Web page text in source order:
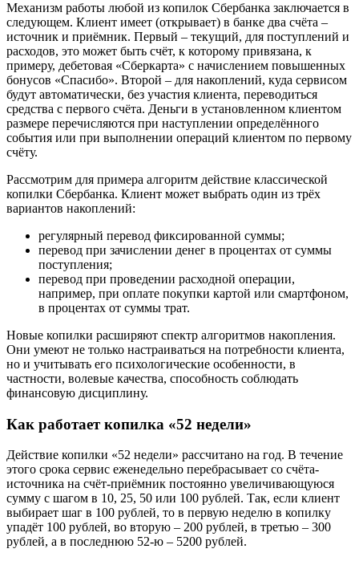
Механизм работы любой из копилок Сбербанка заключается в
следующем. Клиент имеет (открывает) в банке два счёта –
источник и приёмник. Первый – текущий, для поступлений и
расходов, это может быть счёт, к которому привязана, к
примеру, дебетовая «Сберкарта» с начислением повышенных
бонусов «Спасибо». Второй – для накоплений, куда сервисом
будут автоматически, без участия клиента, переводиться
средства с первого счёта. Деньги в установленном клиентом
размере перечисляются при наступлении определённого
события или при выполнении операций клиентом по первому
счёту.
Рассмотрим для примера алгоритм действие классической
копилки Сбербанка. Клиент может выбрать один из трёх
вариантов накоплений:
регулярный перевод фиксированной суммы;
перевод при зачислении денег в процентах от суммы
поступления;
перевод при проведении расходной операции,
например, при оплате покупки картой или смартфоном,
в процентах от суммы трат.
Новые копилки расширяют спектр алгоритмов накопления.
Они умеют не только настраиваться на потребности клиента,
но и учитывать его психологические особенности, в
частности, волевые качества, способность соблюдать
финансовую дисциплину.
Как работает копилка «52 недели»
Действие копилки «52 недели» рассчитано на год. В течение
этого срока сервис еженедельно перебрасывает со счёта-
источника на счёт-приёмник постоянно увеличивающуюся
сумму с шагом в 10, 25, 50 или 100 рублей. Так, если клиент
выбирает шаг в 100 рублей, то в первую неделю в копилку
упадёт 100 рублей, во вторую – 200 рублей, в третью – 300
рублей, а в последнюю 52-ю – 5200 рублей.